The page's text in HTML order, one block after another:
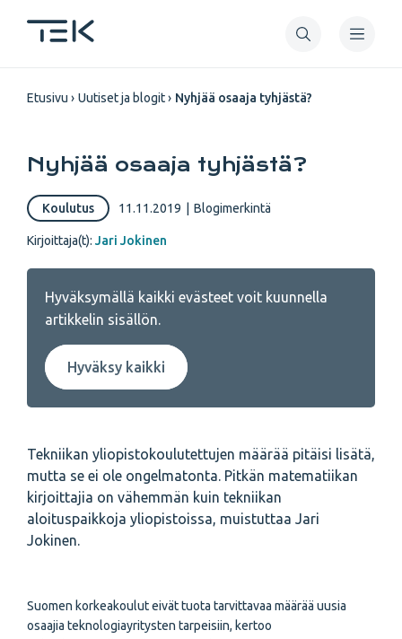
pääsisältöön
Murupolku
Etusivu Uutiset ja blogit Nyhjää osaaja tyhjästä?
Nyhjää osaaja tyhjästä?
Koulutus 11.11.2019 Blogimerkintä
Kirjoittaja(t): Jari Jokinen
Hyväksymällä kaikki evästeet voit kuunnella
artikkelin sisällön.
Hyväksy kaikki
Tekniikan yliopistokoulutettujen määrää pitäisi lisätä,
mutta se ei ole ongelmatonta. Pitkän matematiikan
kirjoittajia on vähemmän kuin tekniikan
aloituspaikkoja yliopistoissa, muistuttaa Jari
Jokinen.
Suomen korkeakoulut eivät tuota tarvittavaa määrää uusia
osaajia teknologiayritysten tarpeisiin, kertoo